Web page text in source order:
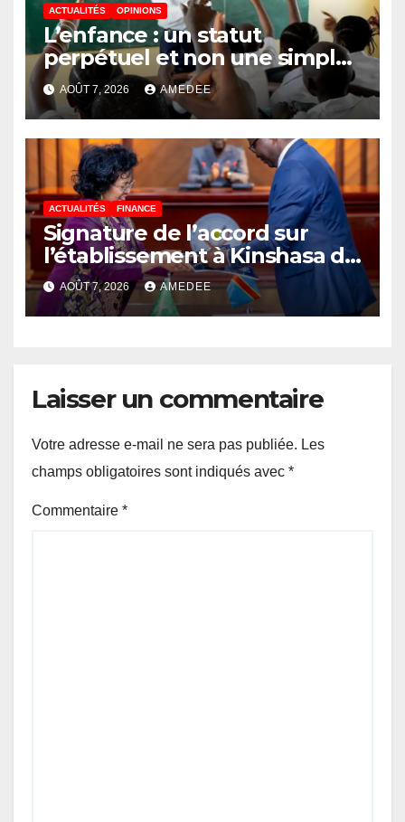
ACTUALITÉS OPINIONS
L’enfance : un statut
perpétuel et non une simple
étape de la vie
AOÛT 7, 2026 AMEDEE
ACTUALITÉS FINANCE
Signature de l’accord sur
l’établissement à Kinshasa du
bureau-pays de l’Agence de
développement de l’Union
africaine–Nouveau
(AUDA-NEPAD)
AOÛT 7, 2026 AMEDEE
Laisser un commentaire
Votre adresse e-mail ne sera pas publiée. Les
champs obligatoires sont indiqués avec *
Commentaire *